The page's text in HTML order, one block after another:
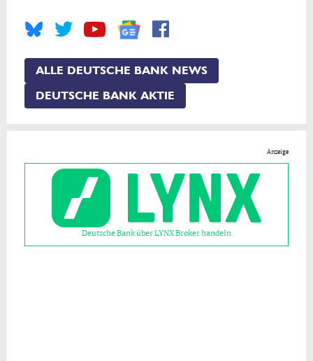
ALLE DEUTSCHE BANK NEWS
DEUTSCHE BANK AKTIE
Anzeige
Deutsche Bank über LYNX Broker handeln